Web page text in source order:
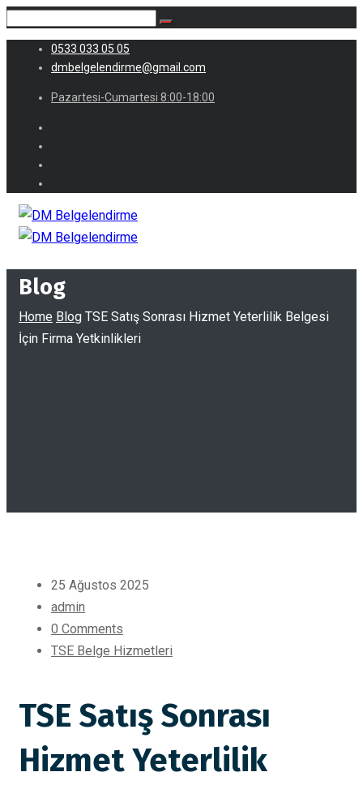
0533 033 05 05
dmbelgelendirme@gmail.com
Pazartesi-Cumartesi 8:00-18:00
Blog
Home Blog TSE Satış Sonrası Hizmet Yeterlilik Belgesi
İçin Firma Yetkinlikleri
25 Ağustos 2025
admin
0 Comments
TSE Belge Hizmetleri
TSE Satış Sonrası
Hizmet Yeterlilik